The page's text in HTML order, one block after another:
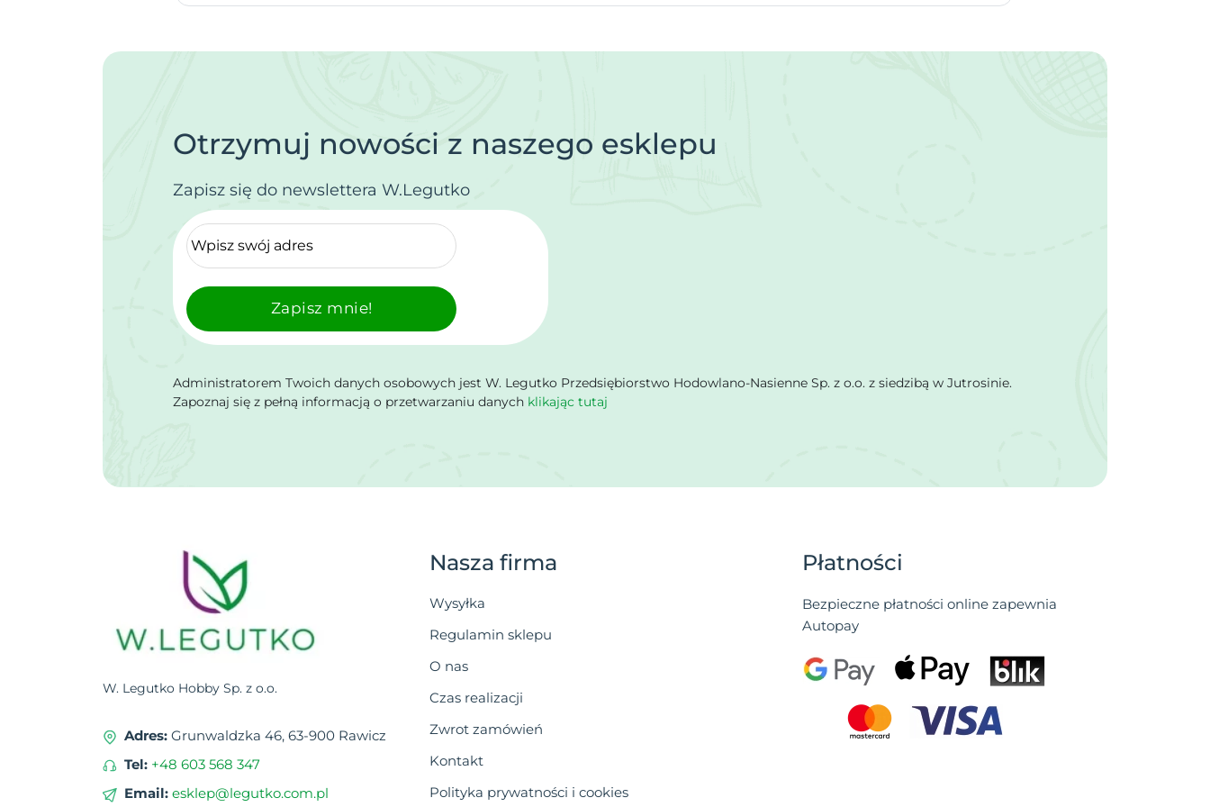
Otrzymuj nowości z naszego esklepu
Zapisz się do newslettera W.Legutko
Zapisz mnie!
Administratorem Twoich danych osobowych jest W. Legutko Przedsiębiorstwo Hodowlano-Nasienne Sp. z o.o. z siedzibą w Jutrosinie.
Zapoznaj się z pełną informacją o przetwarzaniu danych klikając tutaj
W. Legutko Hobby Sp. z o.o.
Adres: Grunwaldzka 46, 63-900 Rawicz
Tel: +48 603 568 347
Email: esklep@legutko.com.pl
Nasza firma
Wysyłka
Regulamin sklepu
O nas
Czas realizacji
Zwrot zamówień
Kontakt
Polityka prywatności i cookies
Płatności
Bezpieczne płatności online zapewnia
Autopay